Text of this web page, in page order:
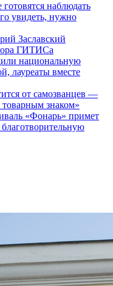
наблюдать
увидеть, нужно
Заславский
ГИТИСа
национальную
лауреаты вместе
от самозванцев —
знаком»
«Фонарь» примет